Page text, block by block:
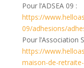
Pour l’ADSEA 09 :
https://
09/adhesions/
Pour l’Association
https://
maison-de-